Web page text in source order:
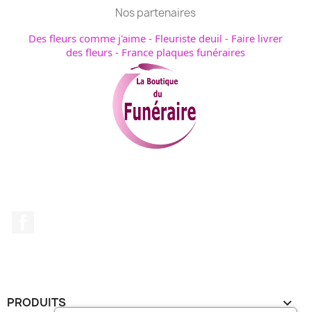
Nos partenaires
Des fleurs comme j'aime - Fleuriste deuil - Faire livrer
des fleurs - France plaques funéraires
PRODUITS 